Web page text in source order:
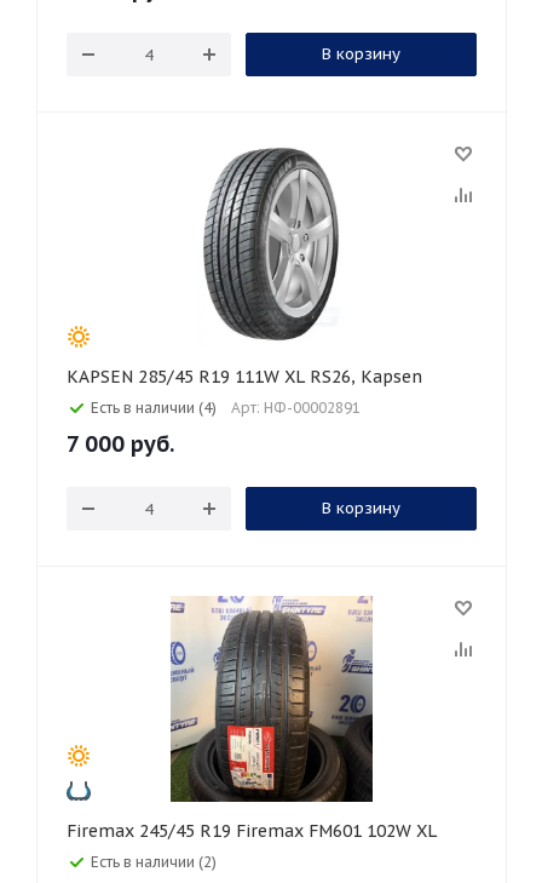
В корзину
KAPSEN 285/45 R19 111W XL RS26, Kapsen
Есть в наличии (4) Арт: НФ-00002891
7 000 руб.
В корзину
Firemax 245/45 R19 Firemax FM601 102W XL
Есть в наличии (2)